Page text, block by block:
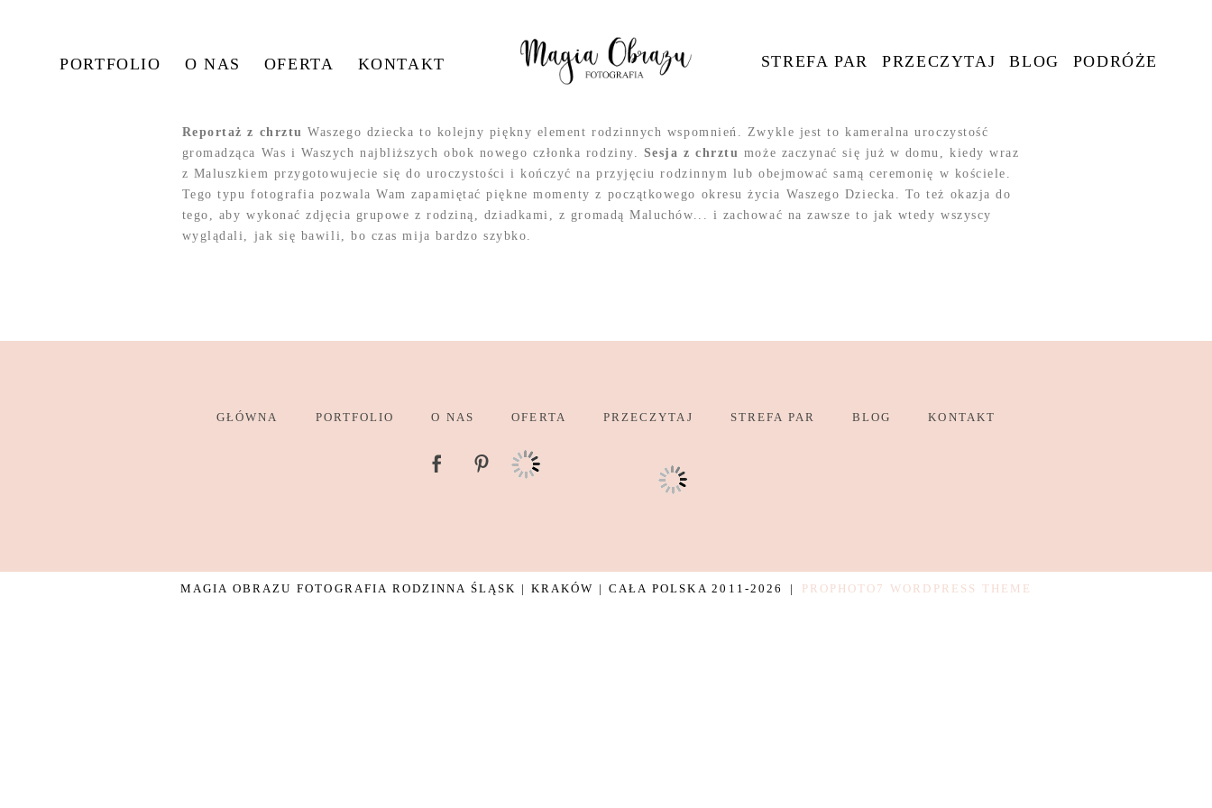
PORTFOLIO O NAS OFERTA KONTAKT STREFA PAR PRZECZYTAJ BLOG PODRÓŻE
Reportaż z chrztuWaszego dziecka to kolejny piękny element rodzinnych wspomnień. Zwykle jest to kameralna uroczystość
gromadząca Was i Waszych najbliższych obok nowego członka rodziny. Sesja z chrztu może zaczynać się już w domu, kiedy wraz
z Maluszkiem przygotowujecie się do uroczystości i kończyć na przyjęciu rodzinnym lub obejmować samą ceremonię w kościele.
Tego typu fotografia pozwala Wam zapamiętać piękne momenty z początkowego okresu życia Waszego Dziecka. To też okazja do
tego, aby wykonać zdjęcia grupowe z rodziną, dziadkami, z gromadą Maluchów... i zachować na zawsze to jak wtedy wszyscy
wyglądali, jak się bawili, bo czas mija bardzo szybko.
GŁÓWNA PORTFOLIO O NAS OFERTA PRZECZYTAJ STREFA PAR BLOG KONTAKT
MAGIA OBRAZU FOTOGRAFIA RODZINNA ŚLĄSK | KRAKÓW | CAŁA POLSKA 2011-2026 | PROPHOTO7 WORDPRESS THEME